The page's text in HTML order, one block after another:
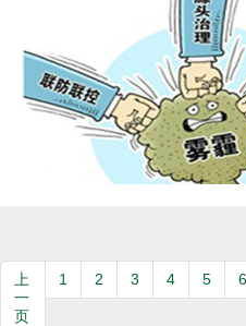
上
一
页
1 2 3 4 5 6